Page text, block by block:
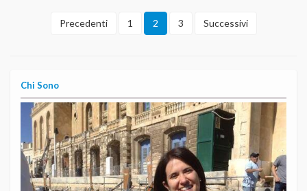
Precedenti 1 2 3 Successivi
Chi Sono